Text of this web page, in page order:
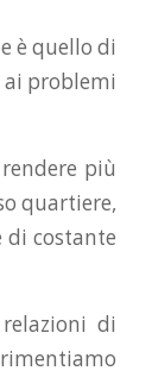
è quello di
problemi
più
quartiere,
di costante
di